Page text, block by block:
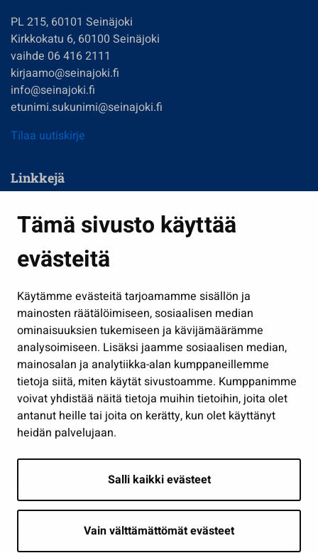
Tämä sivusto käyttää
evästeitä
Käytämme evästeitä tarjoamamme sisällön ja
mainosten räätälöimiseen, sosiaalisen median
ominaisuuksien tukemiseen ja kävijämäärämme
analysoimiseen. Lisäksi jaamme sosiaalisen median,
mainosalan ja analytiikka-alan kumppaneillemme
tietoja siitä, miten käytät sivustoamme. Kumppanimme
voivat yhdistää näitä tietoja muihin tietoihin, joita olet
antanut heille tai joita on kerätty, kun olet käyttänyt
heidän palvelujaan.
Salli kaikki evästeet
Vain välttämättömät evästeet
PL 215, 60101 Seinäjoki
Kirkkokatu 6, 60100 Seinäjoki
vaihde 06 416 2111
kirjaamo@seinajoki.fi
info@seinajoki.fi
etunimi.sukunimi@seinajoki.fi
Tilaa uutiskirje
Linkkejä
Kasvatus ja opetus
Kulttuuri ja liikunta
Työ ja yrittäminen
Osallistu ja asioi
Näytä omat evästeasetukseni
Seuraa meitä